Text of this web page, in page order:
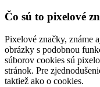
Čo sú to pixelové
Pixelové značky, známe
obrázky s podobnou
súborov cookies sú
stránok. Pre
taktiež ako o cookies.